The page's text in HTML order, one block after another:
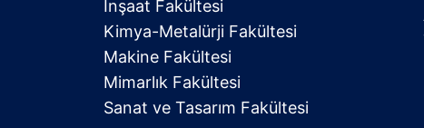
Alt
Menü
İnşaat Fakültesi
Kimya-Metalürji Fakültesi
Makine Fakültesi
Mimarlık Fakültesi
Sanat ve Tasarım Fakültesi